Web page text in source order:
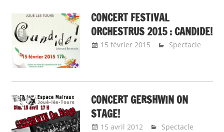
CONCERT FESTIVAL
ORCHESTRUS 2015 : CANDIDE!
15 février 2015
Emeline
Spectacle
CONCERT GERSHWIN ON
STAGE!
15 avril 2012 Emeline Design
Spectacle